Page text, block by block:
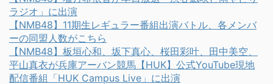
ラジオ」に出演
【NMB48】11期生レギュラー番組出演バトル、各メンバ
ーの同盟人数がこちら
【NMB48】板垣心和、坂下真心、桜田彩叶、田中美空、
平山真衣が兵庫アーバン競馬【HUK】公式YouTube現地
配信番組「HUK Campus Live」に出演